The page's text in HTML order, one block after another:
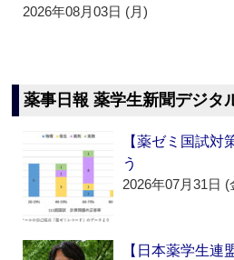
2026年08月03日 (月)
薬事日報 薬学生新聞デジタ
【薬ゼミ国試対
う
2026年07月31日 (
【日本薬学生連